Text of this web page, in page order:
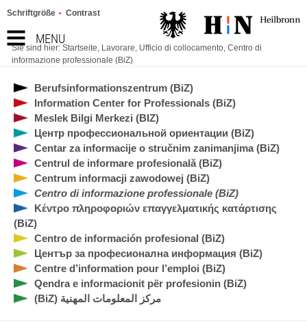
MENU
Schriftgröße Contrast
Sie sind hier: Startseite, Lavorare, Ufficio di collocamento, Centro di
informazione professionale (BiZ)
Berufsinformationszentrum (BiZ)
Information Center for Professionals (BiZ)
Meslek Bilgi Merkezi (BIZ)
Центр профессиональной ориентации (BiZ)
Centar za informacije o stručnim zanimanjima (BiZ)
Centrul de informare profesională (BiZ)
Centrum informacji zawodowej (BiZ)
Centro di informazione professionale (BiZ)
Κέντρο πληροφοριών επαγγελματικής κατάρτισης
(BiZ)
Centro de información profesional (BiZ)
Център за професионална информация (BiZ)
Centre d’information pour l’emploi (BiZ)
Qendra e informacionit për profesionin (BiZ)
(BiZ) مركز المعلومات المهنية